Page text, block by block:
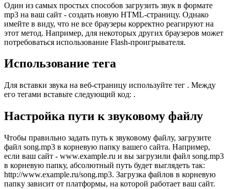
Один из самых простых способов загрузить звук в формате
mp3 на ваш сайт - создать новую HTML-страницу. Однако
имейте в виду, что не все браузеры корректно реагируют на
этот метод. Например, для некоторых других браузеров может
потребоваться использование Flash-проигрывателя.
Использование тега
Для вставки звука на веб-страницу используйте тег . Между
его тегами вставьте следующий код: .
Настройка пути к звуковому файлу
Чтобы правильно задать путь к звуковому файлу, загрузите
файл song.mp3 в корневую папку вашего сайта. Например,
если ваш сайт - www.example.ru и вы загрузили файл song.mp3
в корневую папку, абсолютный путь будет выглядеть так:
http://www.example.ru/song.mp3. Загрузка файлов в корневую
папку зависит от платформы, на которой работает ваш сайт.